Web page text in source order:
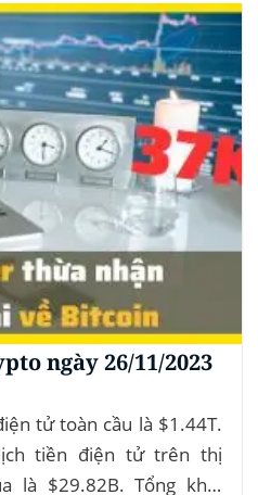
các sàn giao dịch...
ngày 26/11/2023
tử toàn cầu là $1.44T.
tiền điện tử trên thị
là $29.82B. Tổng khối